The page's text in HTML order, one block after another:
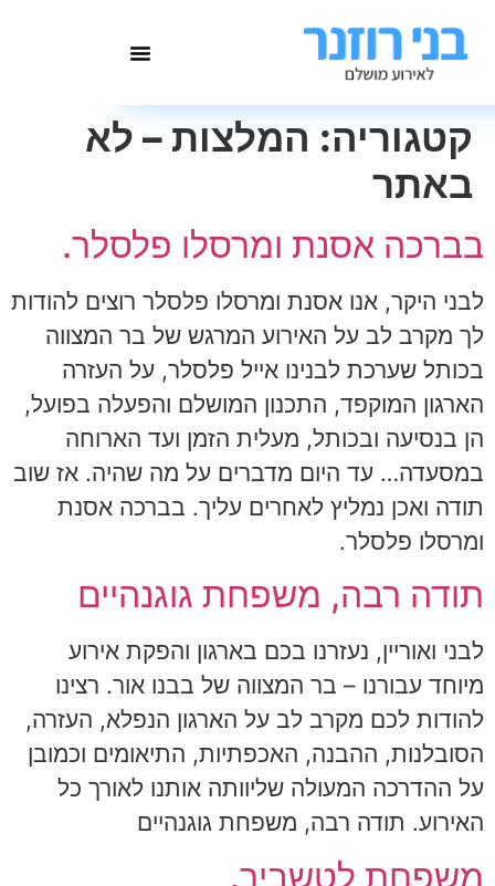
קטגוריה: המלצות – לא
באתר
בברכה אסנת ומרסלו פלסלר.
לבני היקר, אנו אסנת ומרסלו פלסלר רוצים להודות
לך מקרב לב על האירוע המרגש של בר המצווה
בכותל שערכת לבנינו אייל פלסלר, על העזרה
הארגון המוקפד, התכנון המושלם והפעלה בפועל,
הן בנסיעה ובכותל, מעלית הזמן ועד הארוחה
במסעדה… עד היום מדברים על מה שהיה. אז שוב
תודה ואכן נמליץ לאחרים עליך. בברכה אסנת
ומרסלו פלסלר.
תודה רבה, משפחת גוגנהיים
לבני ואוריין, נעזרנו בכם בארגון והפקת אירוע
מיוחד עבורנו – בר המצווה של בבנו אור. רצינו
להודות לכם מקרב לב על הארגון הנפלא, העזרה,
הסובלנות, ההבנה, האכפתיות, התיאומים וכמובן
על ההדרכה המעולה שליוותה אותנו לאורך כל
האירוע. תודה רבה, משפחת גוגנהיים
משפחת לטשביר.